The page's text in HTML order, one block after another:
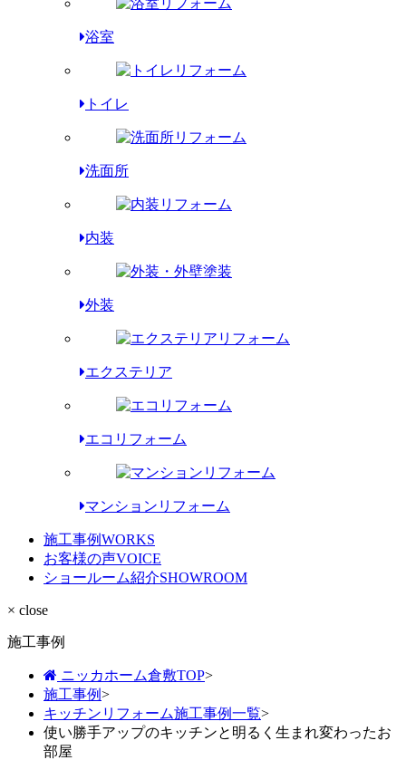
浴室
トイレ
洗面所
内装
外装
エクステリア
エコリフォーム
マンションリフォーム
施工事例WORKS
お客様の声VOICE
ショールーム紹介SHOWROOM
× close
施工事例
ニッカホーム倉敷TOP>
施工事例>
キッチンリフォーム施工事例一覧>
使い勝手アップのキッチンと明るく生まれ変わったお
部屋